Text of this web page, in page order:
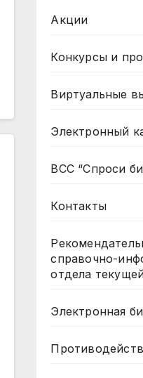
Акции
Конкурсы и
Виртуальные
Электронный
ВСС “Спроси
Контакты
справочно-
отдела
Электронная